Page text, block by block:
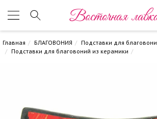
Восточная
Главная БЛАГОВОНИЯ
Подставки для
Подставки для благовоний из керамики